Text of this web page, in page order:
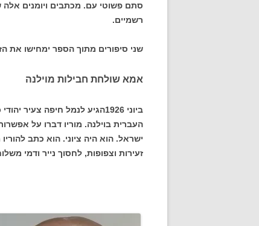
סתם פשוטי עם. מכתבים ויומנים אלה
רשמיים.
שני סיפורים מתוך הספר ימחישו את
אמא שולחת חבילות מוילנה
העברית בוילנה. מוריו דברו על
ישראל. הוא היה ציוני. הוא כתב
זעירות וצפופות, לחסוך נייר ודמי